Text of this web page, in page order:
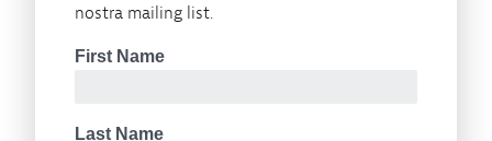
nostra mailing list.